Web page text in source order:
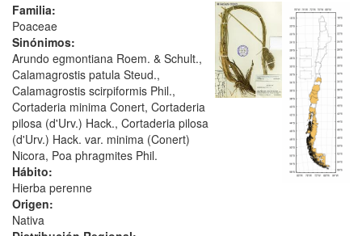
Familia:
Poaceae
Sinónimos:
Arundo egmontiana Roem. & Schult.,
Calamagrostis patula Steud.,
Calamagrostis scirpiformis Phil.,
Cortaderia minima Conert, Cortaderia
pilosa (d'Urv.) Hack., Cortaderia pilosa
(d'Urv.) Hack. var. minima (Conert)
Nicora, Poa phragmites Phil.
Hábito:
Hierba perenne
Origen:
Nativa